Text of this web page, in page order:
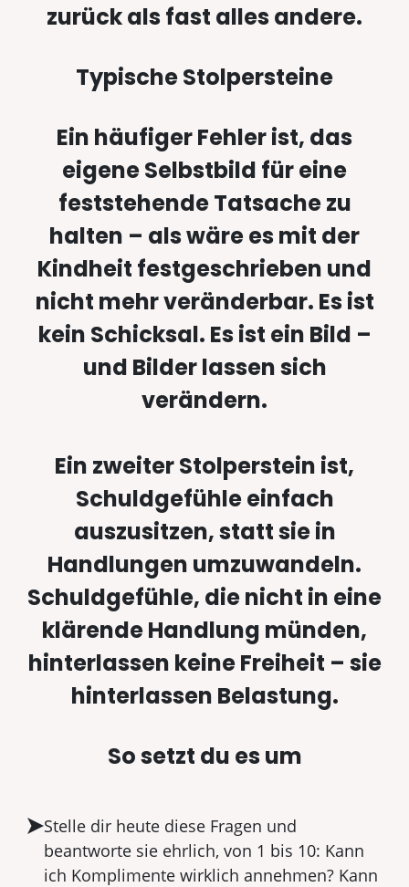
zurück als fast alles andere.
Typische Stolpersteine
Ein häufiger Fehler ist, das
eigene Selbstbild für eine
feststehende Tatsache zu
halten – als wäre es mit der
Kindheit festgeschrieben und
nicht mehr veränderbar. Es ist
kein Schicksal. Es ist ein Bild –
und Bilder lassen sich
verändern.
Ein zweiter Stolperstein ist,
Schuldgefühle einfach
auszusitzen, statt sie in
Handlungen umzuwandeln.
Schuldgefühle, die nicht in eine
klärende Handlung münden,
hinterlassen keine Freiheit – sie
hinterlassen Belastung.
So setzt du es um
Stelle dir heute diese Fragen und
beantworte sie ehrlich, von 1 bis 10: Kann
ich Komplimente wirklich annehmen? Kann